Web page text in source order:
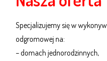
Specjalizujemy się w
odgromowej na:
– domach jednorodzinnych,